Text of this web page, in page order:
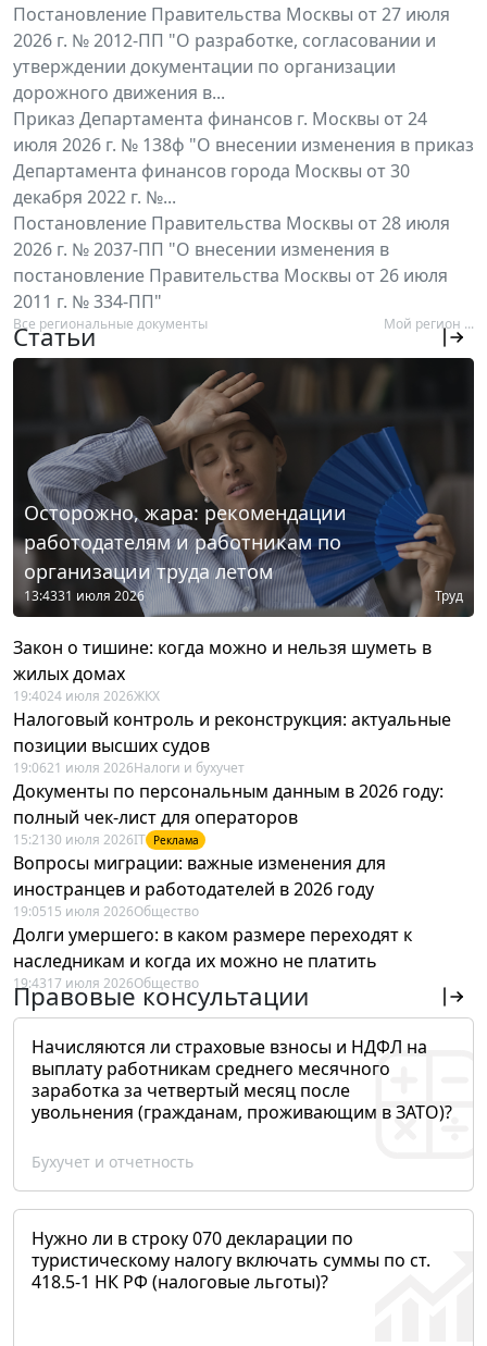
Постановление Правительства Москвы от 27 июля
2026 г. № 2012-ПП "О разработке, согласовании и
утверждении документации по организации
дорожного движения в...
Приказ Департамента финансов г. Москвы от 24
июля 2026 г. № 138ф "О внесении изменения в приказ
Департамента финансов города Москвы от 30
декабря 2022 г. №...
Постановление Правительства Москвы от 28 июля
2026 г. № 2037-ПП "О внесении изменения в
постановление Правительства Москвы от 26 июля
2011 г. № 334-ПП"
Все региональные документы Мой регион ...
Статьи
Осторожно, жара: рекомендации
работодателям и работникам по
организации труда летом
13:4331 июля 2026 Труд
Закон о тишине: когда можно и нельзя шуметь в
жилых домах
19:4024 июля 2026ЖКХ
Налоговый контроль и реконструкция: актуальные
позиции высших судов
19:0621 июля 2026Налоги и бухучет
Документы по персональным данным в 2026 году:
полный чек-лист для операторов
15:21 30 июля 2026IT Реклама
Вопросы миграции: важные изменения для
иностранцев и работодателей в 2026 году
19:0515 июля 2026Общество
Долги умершего: в каком размере переходят к
наследникам и когда их можно не платить
19:4317 июля 2026Общество
Правовые консультации
Начисляются ли страховые взносы и НДФЛ на
выплату работникам среднего месячного
заработка за четвертый месяц после
увольнения (гражданам, проживающим в ЗАТО)?
Бухучет и отчетность
Нужно ли в строку 070 декларации по
туристическому налогу включать суммы по ст.
418.5-1 НК РФ (налоговые льготы)?